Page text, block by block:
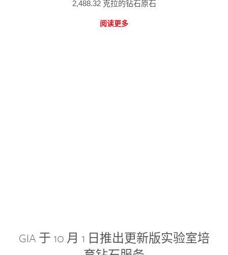
2,488.32 克拉的钻石原石
阅读更多
GIA 于 10 月 1 日推出更新版实验室培